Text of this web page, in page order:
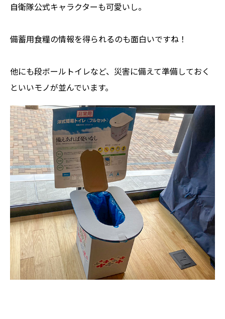
自衛隊公式キャラクターも可愛いし。
備蓄用食糧の情報を得られるのも面白いですね！
他にも段ボールトイレなど、災害に備えて準備しておく
といいモノが並んでいます。